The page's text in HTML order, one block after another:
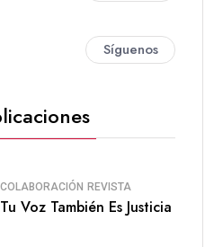
Síguenos
COLABORACIÓN REVISTA
Tu Voz También Es Justicia